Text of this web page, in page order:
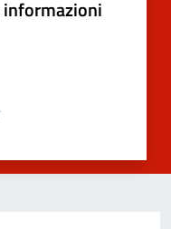
informazioni